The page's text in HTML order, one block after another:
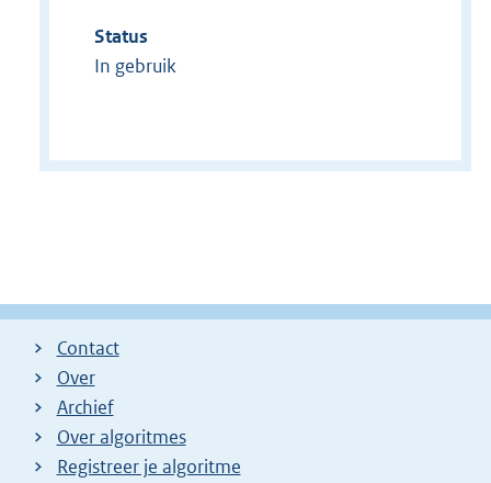
Status
In gebruik
Contact
Over
Archief
Over algoritmes
Registreer je algoritme